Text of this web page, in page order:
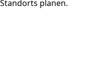
planen.